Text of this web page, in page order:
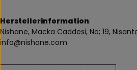
Herstellerinformation:
Nishane, Macka Caddesi, No; 19,
info@nishane.com